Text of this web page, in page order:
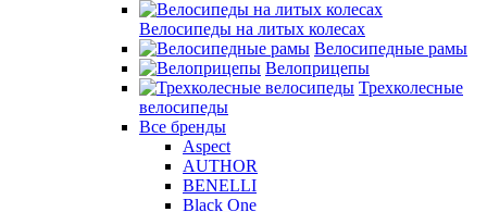
Велосипеды на литых колесах
Велосипедные рамы
Велоприцепы
Трехколесные
велосипеды
Все бренды
Aspect
AUTHOR
BENELLI
Black One